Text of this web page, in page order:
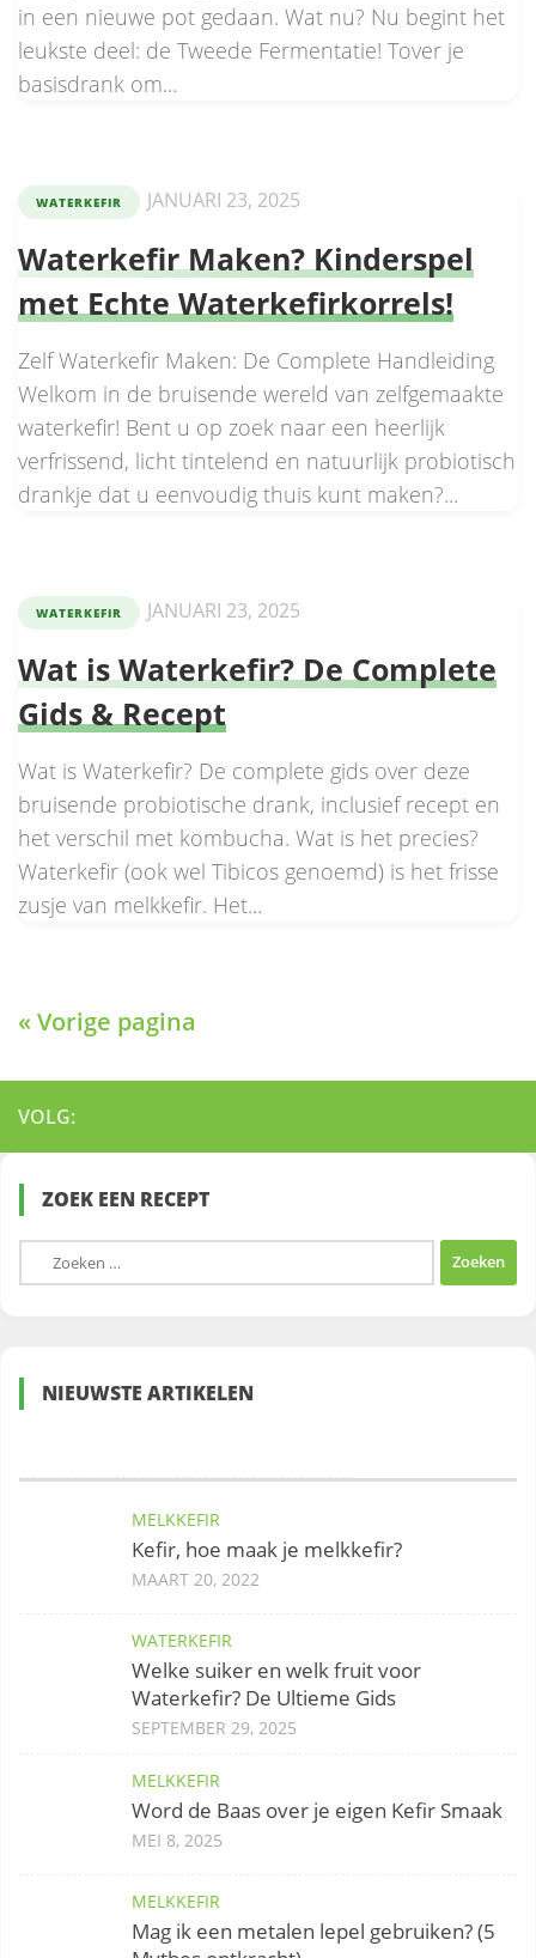
in een nieuwe pot gedaan. Wat nu? Nu begint het
leukste deel: de Tweede Fermentatie! Tover je
basisdrank om...
WATERKEFIR JANUARI 23, 2025
Waterkefir Maken? Kinderspel
met Echte Waterkefirkorrels!
Zelf Waterkefir Maken: De Complete Handleiding
Welkom in de bruisende wereld van zelfgemaakte
waterkefir! Bent u op zoek naar een heerlijk
verfrissend, licht tintelend en natuurlijk probiotisch
drankje dat u eenvoudig thuis kunt maken?...
WATERKEFIR JANUARI 23, 2025
Wat is Waterkefir? De Complete
Gids & Recept
Wat is Waterkefir? De complete gids over deze
bruisende probiotische drank, inclusief recept en
het verschil met kombucha. Wat is het precies?
Waterkefir (ook wel Tibicos genoemd) is het frisse
zusje van melkkefir. Het...
« Vorige pagina
VOLG:
ZOEK EEN RECEPT
Zoeken
naar:
NIEUWSTE ARTIKELEN
MELKKEFIR
Kefir, hoe maak je melkkefir?
MAART 20, 2022
WATERKEFIR
Welke suiker en welk fruit voor
Waterkefir? De Ultieme Gids
SEPTEMBER 29, 2025
MELKKEFIR
Word de Baas over je eigen Kefir Smaak
MEI 8, 2025
MELKKEFIR
Mag ik een metalen lepel gebruiken? (5